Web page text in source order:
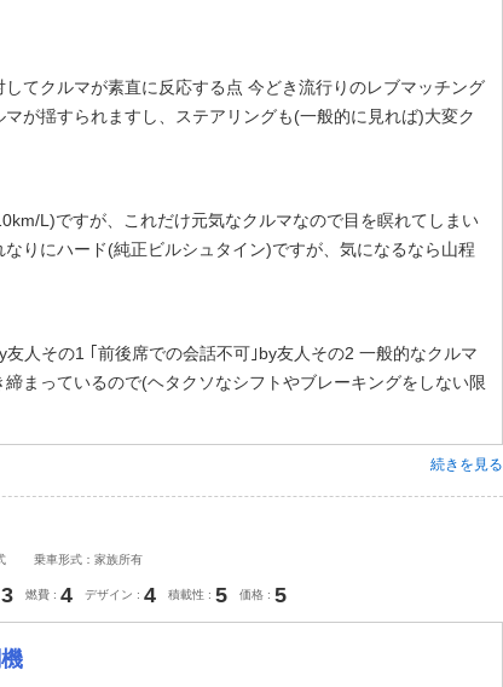
てクルマが素直に反応する点 今どき流行りのレブマッチング
が揺すられますし、ステアリングも(一般的に見れば)大変ク
L)ですが、これだけ元気なクルマなので目を瞑れてしまい
りにハード(純正ビルシュタイン)ですが、気になるなら山程
友人その1 ｢前後席での会話不可｣by友人その2 一般的なクルマ
まっているので(ヘタクソなシフトやブレーキングをしない限
続きを見る
乗車形式：家族所有
3 燃費 4 デザイン 4 積載性 5 価格 5